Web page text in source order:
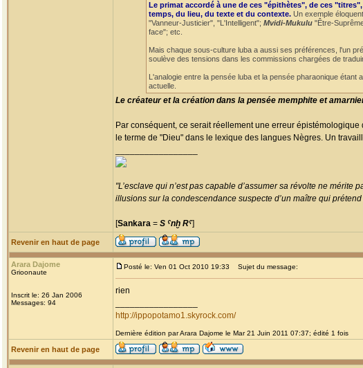
Le primat accordé à une de ces "épithètes", de ces
temps, du lieu, du texte et du contexte. Un exemple
"Vanneur-Justicier", "L'Intelligent"; Mvidi-Mukulu "Être-
face"; etc.
Mais chaque sous-culture luba a aussi ses préférences, l'un
soulève des tensions dans les commissions chargées de
L'analogie entre la pensée luba et la pensée pharaonique
actuelle.
Le créateur et la création dans la pensée memphite et
Par conséquent, ce serait réellement une erreur
le terme de "Dieu" dans le lexique des langues Nègres. Un
"L’esclave qui n’est pas capable d’assumer sa révolte ne mérite
illusions sur la condescendance suspecte d’un maître qui prétend
[Sankara = S ˁnḫ Rˁ]
Revenir en haut de page
Arara Dajome
Grioonaute
Inscrit le: 26 Jan 2006
Messages: 94
Posté le: Ven 01 Oct 2010 19:33 Sujet du message:
rien
http://ippopotamo1.skyrock.com/
Dernière édition par Arara Dajome le Mar 21 Juin 2011 07:37; édité 1 fois
Revenir en haut de page